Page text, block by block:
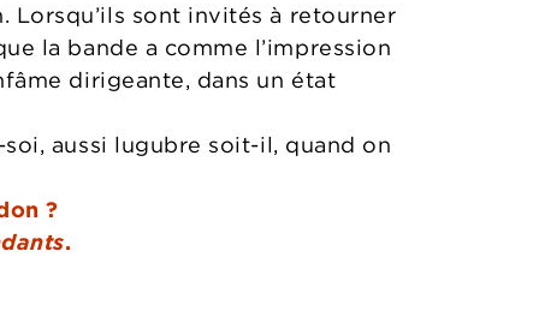
Lorsqu’ils sont invités à retourner
la bande a comme l’impression
dirigeante, dans un état
aussi lugubre soit-il, quand on
?
.